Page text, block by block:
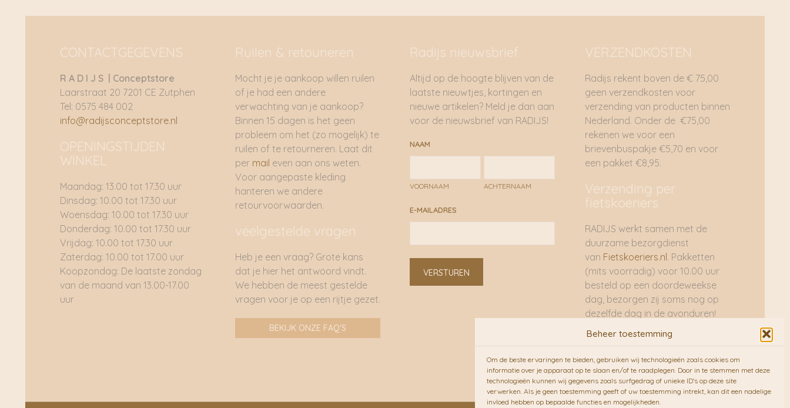
Beheer toestemming
Om de beste ervaringen te bieden, gebruiken wij technologieën zoals cookies om
informatie over je apparaat op te slaan en/of te raadplegen. Door in te stemmen met deze
technologieën kunnen wij gegevens zoals surfgedrag of unieke ID's op deze site
verwerken. Als je geen toestemming geeft of uw toestemming intrekt, kan dit een nadelige
invloed hebben op bepaalde functies en mogelijkheden.
CONTACTGEGEVENS
R A D I J S | Conceptstore
Laarstraat 20 7201 CE Zutphen
Tel: 0575 484 002
info@radijsconceptstore.nl
OPENINGSTIJDEN
WINKEL
Maandag: 13.00 tot 17.30 uur
Dinsdag: 10.00 tot 17.30 uur
Woensdag: 10.00 tot 17.30 uur
Donderdag: 10.00 tot 17.30 uur
Vrijdag: 10.00 tot 17.30 uur
Zaterdag: 10.00 tot 17.00 uur
Koopzondag: De laatste zondag
van de maand van 13.00-17.00
uur
Ruilen & retouneren
Mocht je je aankoop willen ruilen
of je had een andere
verwachting van je aankoop?
Binnen 15 dagen is het geen
probleem om het (zo mogelijk) te
ruilen of te retourneren. Laat dit
permail even aan ons weten.
Voor aangepaste kleding
hanteren we andere
retourvoorwaarden.
veelgestelde vragen
Heb je een vraag? Grote kans
dat je hier het antwoord vindt.
We hebben de meest gestelde
vragen voor je op een rijtje gezet.
BEKIJK ONZE FAQ'S
Radijs nieuwsbrief
Altijd op de hoogte blijven van de
laatste nieuwtjes, kortingen en
nieuwe artikelen? Meld je dan aan
voor de nieuwsbrief van RADIJS!
NAAM
VOORNAAM ACHTERNAAM
E-MAILADRES
VERSTUREN
VERZENDKOSTEN
Radijs rekent boven de € 75,00
geen verzendkosten voor
verzending van producten binnen
Nederland. Onder de €75,00
rekenen we voor een
brievenbuspakje €5,70 en voor
een pakket €8,95.
Verzending per
fietskoeriers
RADIJS werkt samen met de
duurzame bezorgdienst
van Fietskoeriers.nl . Pakketten
(mits voorradig) voor 10.00 uur
besteld op een doordeweekse
dag, bezorgen zij soms nog op
dezelfde dag in de avonduren!
Brievenbuspakjes de volgende
dag. En waar mogelijk ook echt
op de fiets!!